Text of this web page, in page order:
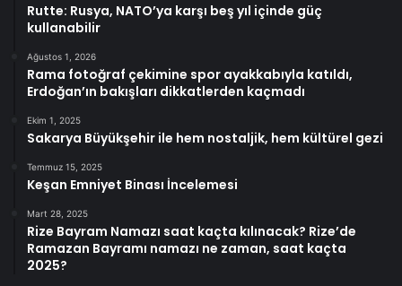
Rutte: Rusya, NATO’ya karşı beş yıl içinde güç
kullanabilir
Ağustos 1, 2026
Rama fotoğraf çekimine spor ayakkabıyla katıldı,
Erdoğan’ın bakışları dikkatlerden kaçmadı
Ekim 1, 2025
Sakarya Büyükşehir ile hem nostaljik, hem kültürel gezi
Temmuz 15, 2025
Keşan Emniyet Binası İncelemesi
Mart 28, 2025
Rize Bayram Namazı saat kaçta kılınacak? Rize’de
Ramazan Bayramı namazı ne zaman, saat kaçta
2025?